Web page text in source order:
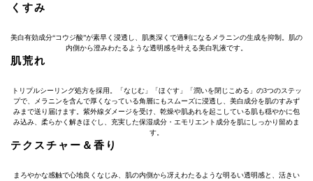
くすみ
美白有効成分“コウジ酸”が素早く浸透し、肌奥深くで過剰になるメラニンの生成を抑制。肌の
内側から澄みわたるような透明感を叶える美白乳液です。
肌荒れ
トリプルシーリング処方を採用。「なじむ」「ほぐす」「潤いを閉じこめる」の3つのステッ
プで、メラニンを含んで厚くなっている角層にもスムーズに浸透し、美白成分を肌のすみず
みまで送り届けます。紫外線ダメージを受け、乾燥や肌あれを起こしている肌も穏やかに包
み込み、柔らかく解きほぐし、充実した保湿成分・エモリエント成分を肌にしっかり留めま
す。
テクスチャー＆香り
まろやかな感触で心地良くなじみ、肌の内側から冴えわたるような明るい透明感と、活きい